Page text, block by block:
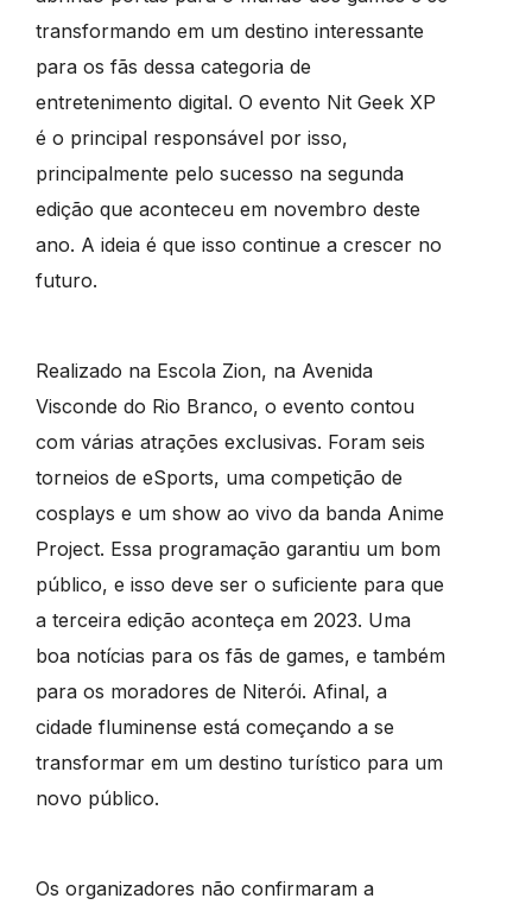
transformando em um destino interessante
para os fãs dessa categoria de
entretenimento digital. O evento Nit Geek XP
é o principal responsável por isso,
principalmente pelo sucesso na segunda
edição que aconteceu em novembro deste
ano. A ideia é que isso continue a crescer no
futuro.
Realizado na Escola Zion, na Avenida
Visconde do Rio Branco, o evento contou
com várias atrações exclusivas. Foram seis
torneios de eSports, uma competição de
cosplays e um show ao vivo da banda Anime
Project. Essa programação garantiu um bom
público, e isso deve ser o suficiente para que
a terceira edição aconteça em 2023. Uma
boa notícias para os fãs de games, e também
para os moradores de Niterói. Afinal, a
cidade fluminense está começando a se
transformar em um destino turístico para um
novo público.
Os organizadores não confirmaram a